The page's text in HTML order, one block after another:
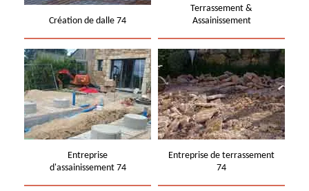
Création de dalle 74
Terrassement &
Assainissement
Entreprise
d'assainissement 74
Entreprise de terrassement
74